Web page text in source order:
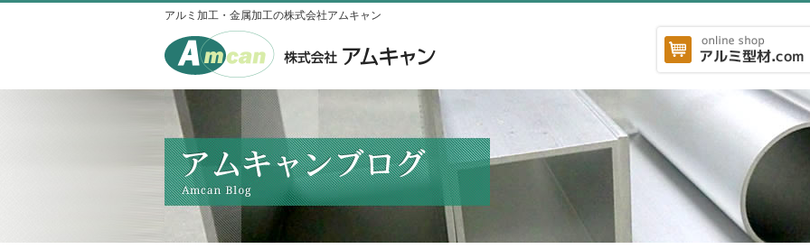
アルミ加工・金属加工の株式会社アムキャン